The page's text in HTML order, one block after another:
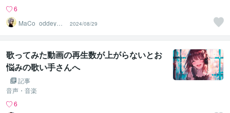
6
MaCo_oddeyela
2024/08/29
歌ってみた動画の再生数が上がらないとお
悩みの歌い手さんへ
記事
音声・音楽
6